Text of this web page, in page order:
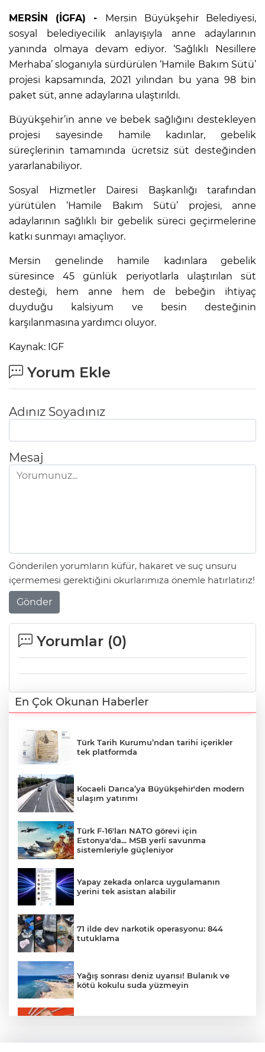
MERSİN (İGFA) - Mersin Büyükşehir Belediyesi,
sosyal belediyecilik anlayışıyla anne adaylarının
yanında olmaya devam ediyor. ‘Sağlıklı Nesillere
Merhaba’ sloganıyla sürdürülen ‘Hamile Bakım Sütü’
projesi kapsamında, 2021 yılından bu yana 98 bin
paket süt, anne adaylarına ulaştırıldı.
Büyükşehir’in anne ve bebek sağlığını destekleyen
projesi sayesinde hamile kadınlar, gebelik
süreçlerinin tamamında ücretsiz süt desteğinden
yararlanabiliyor.
Sosyal Hizmetler Dairesi Başkanlığı tarafından
yürütülen ‘Hamile Bakım Sütü’ projesi, anne
adaylarının sağlıklı bir gebelik süreci geçirmelerine
katkı sunmayı amaçlıyor.
Mersin genelinde hamile kadınlara gebelik
süresince 45 günlük periyotlarla ulaştırılan süt
desteği, hem anne hem de bebeğin ihtiyaç
duyduğu kalsiyum ve besin desteğinin
karşılanmasına yardımcı oluyor.
Kaynak: IGF
Yorum Ekle
Adınız Soyadınız
Mesaj
Gönderilen yorumların küfür, hakaret ve suç unsuru
içermemesi gerektiğini okurlarımıza önemle hatırlatırız!
Gönder
Yorumlar (0)
En Çok Okunan Haberler
Türk Tarih Kurumu’ndan tarihi içerikler
tek platformda
Kocaeli Darıca’ya Büyükşehir'den modern
ulaşım yatırımı
Türk F-16'ları NATO görevi için
Estonya'da... MSB yerli savunma
sistemleriyle güçleniyor
Yapay zekada onlarca uygulamanın
yerini tek asistan alabilir
71 ilde dev narkotik operasyonu: 844
tutuklama
Yağış sonrası deniz uyarısı! Bulanık ve
kötü kokulu suda yüzmeyin